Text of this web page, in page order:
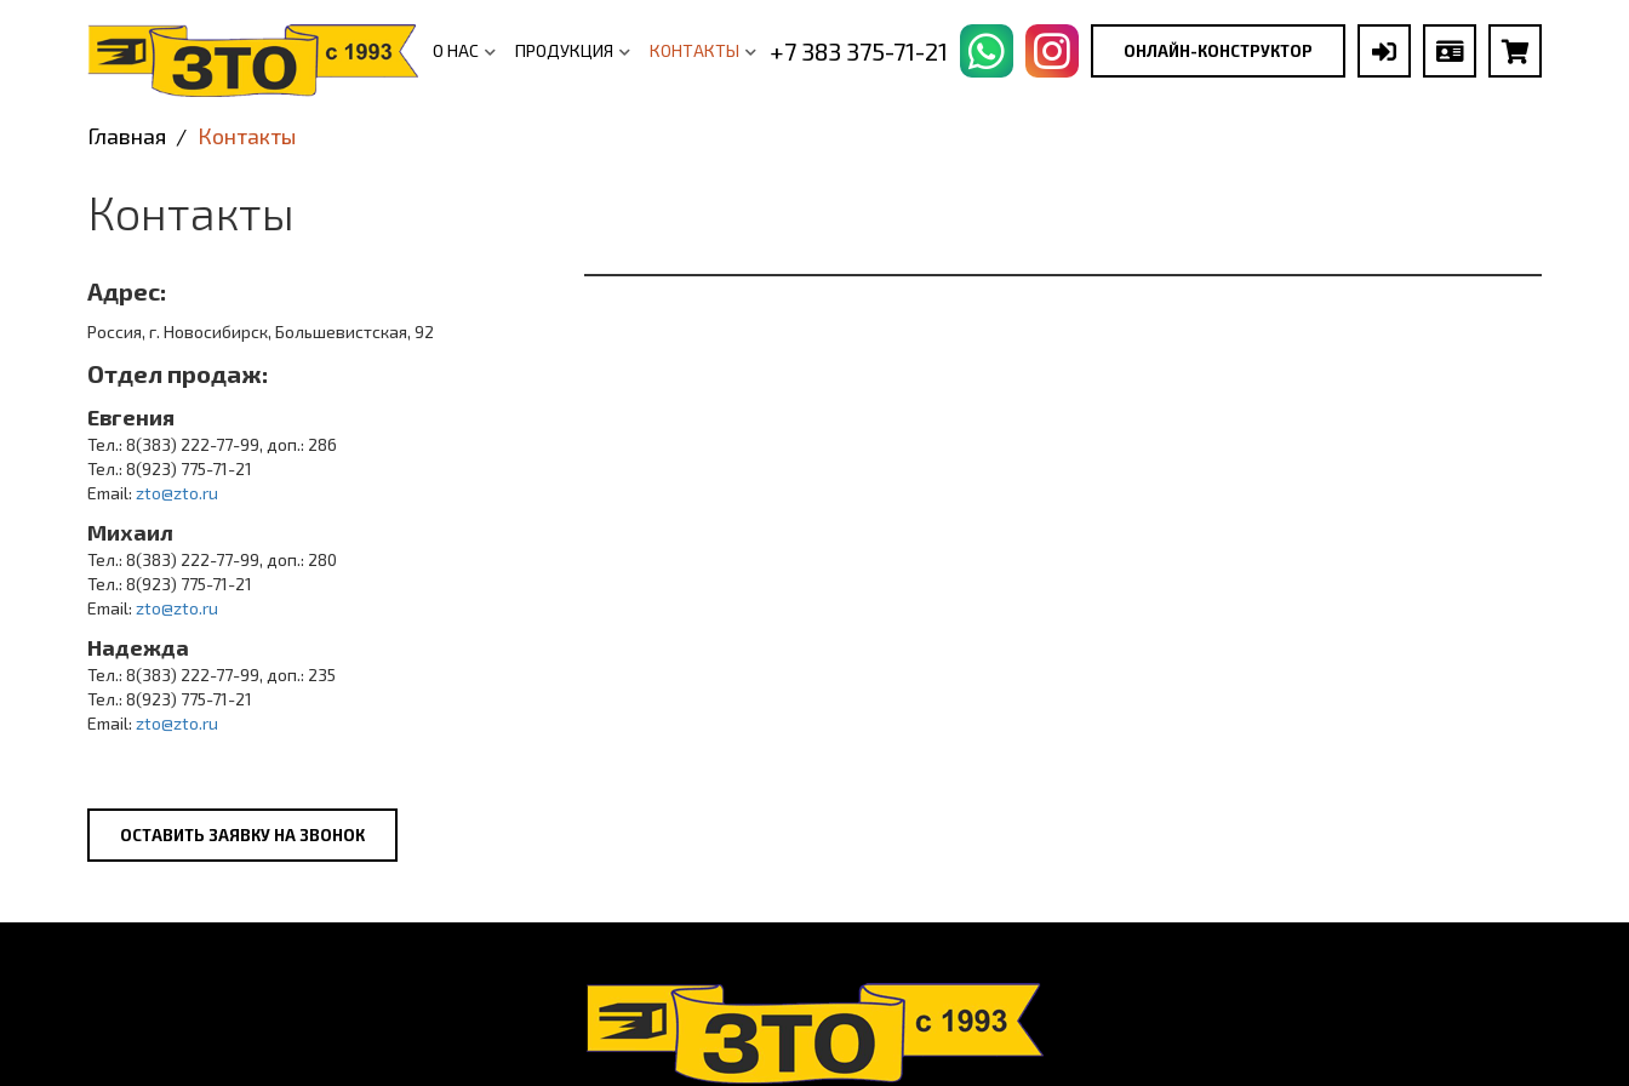
О НАС ПРОДУКЦИЯ КОНТАКТЫ +7 383 375-71-21 ОНЛАЙН-КОНСТРУКТОР
Главная Контакты
Контакты
Адрес:
Россия, г. Новосибирск, Большевистская, 92
Отдел продаж:
Евгения
Тел.: 8(383) 222-77-99, доп.: 286
Тел.: 8(923) 775-71-21
Email: zto@zto.ru
Михаил
Тел.: 8(383) 222-77-99, доп.: 280
Тел.: 8(923) 775-71-21
Email: zto@zto.ru
Надежда
Тел.: 8(383) 222-77-99, доп.: 235
Тел.: 8(923) 775-71-21
Email: zto@zto.ru
ОСТАВИТЬ ЗАЯВКУ НА ЗВОНОК